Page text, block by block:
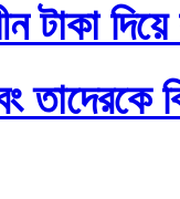
টাকা
তাদেরকে